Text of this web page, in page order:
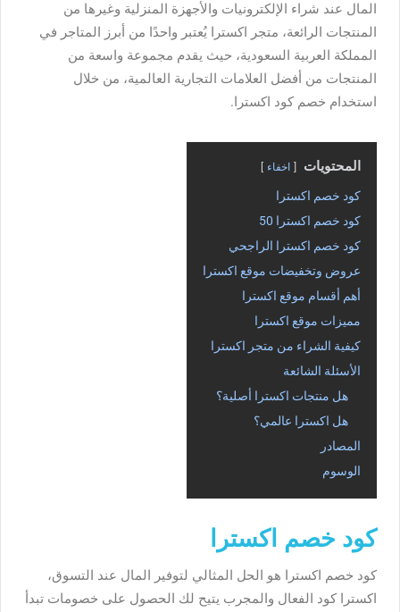
المال عند شراء الإلكترونيات والأجهزة المنزلية وغيرها من
المنتجات الرائعة، متجر اكسترا يُعتبر واحدًا من أبرز المتاجر في
المملكة العربية السعودية، حيث يقدم مجموعة واسعة من
المنتجات من أفضل العلامات التجارية العالمية، من خلال
استخدام خصم كود اكسترا.
المحتويات اخفاء
كود خصم اكسترا
كود خصم اكسترا 50
كود خصم اكسترا الراجحي
عروض وتخفيضات موقع اكسترا
أهم أقسام موقع اكسترا
مميزات موقع اكسترا
كيفية الشراء من متجر اكسترا
الأسئلة الشائعة
هل منتجات اكسترا أصلية؟
هل اكسترا عالمي؟
المصادر
الوسوم
كود خصم اكسترا
كود خصم اكسترا هو الحل المثالي لتوفير المال عند التسوق،
اكسترا كود الفعال والمجرب يتيح لك الحصول على خصومات تبدأ